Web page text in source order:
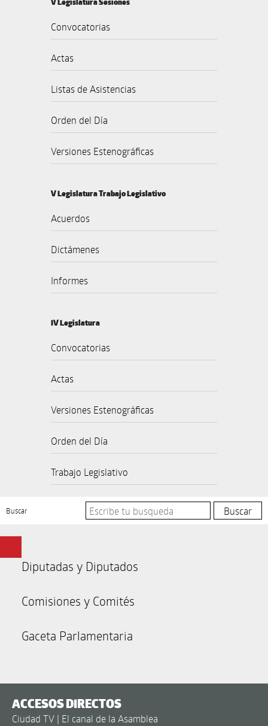
Convocatorias
Actas
Listas de Asistencias
Orden del Día
Versiones Estenográficas
V Legislatura Trabajo Legislativo
Acuerdos
Dictámenes
Informes
IV Legislatura
Convocatorias
Actas
Versiones Estenográficas
Orden del Día
Trabajo Legislativo
Buscar
Diputadas y Diputados
Comisiones y Comités
Gaceta Parlamentaria
ACCESOS DIRECTOS
Ciudad TV | El canal de la Asamblea